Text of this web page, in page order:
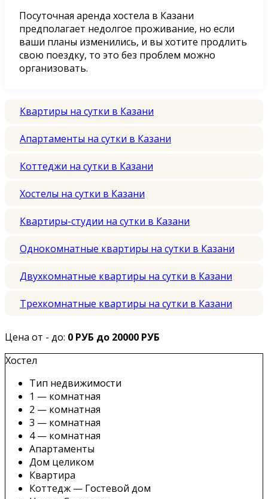
Посуточная аренда хостела в Казани
предполагает недолгое проживание, но если
ваши планы изменились, и вы хотите продлить
свою поездку, то это без проблем можно
организовать.
Квартиры на сутки в Казани
Апартаменты на сутки в Казани
Коттеджи на сутки в Казани
Хостелы на сутки в Казани
Квартиры-студии на сутки в Казани
Однокомнатные квартиры на сутки в Казани
Двухкомнатные квартиры на сутки в Казани
Трехкомнатные квартиры на сутки в Казани
Цена от - до: 0 РУБ до 20000 РУБ
Хостел
Тип недвижимости
1 — комнатная
2 — комнатная
3 — комнатная
4 — комнатная
Апартаменты
Дом целиком
Квартира
Коттедж — Гостевой дом